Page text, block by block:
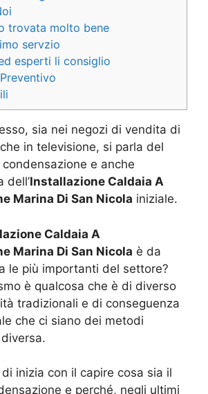
trovata molto bene
servzio
esperti li consiglio
sia nei negozi di vendita di
in televisione, si parla del
e anche
dell’Installazione Caldaia A
Marina Di San Nicola iniziale.
Caldaia A
Marina Di San Nicola è da
le più importanti del settore?
è qualcosa che è di diverso
tradizionali e di conseguenza
che ci siano dei metodi
inizia con il capire cosa sia il
e perché, negli ultimi